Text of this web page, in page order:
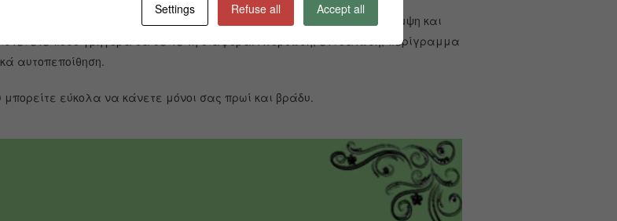
μασάζ όμως πρωί και βράδυ θα δώσει στο πρόσωπο τη χαμένη του λάμψη και
πόσο γρήγορα θα δείτε τη διαφορά. Ανόρθωση, ενυδάτωση, περίγραμμα
αυτοπεποίθηση.
μπορείτε εύκολα να κάνετε μόνοι σας πρωί και βράδυ.
Settings Refuse all Accept all